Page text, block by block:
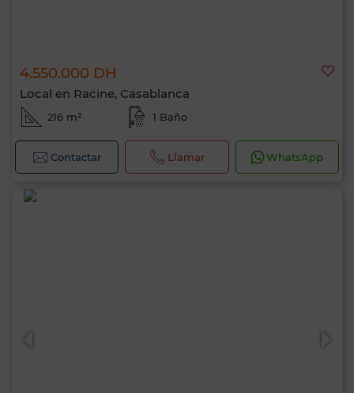
4.550.000 DH
Local en Racine, Casablanca
216 m² 1 Baño
Contactar Llamar WhatsApp